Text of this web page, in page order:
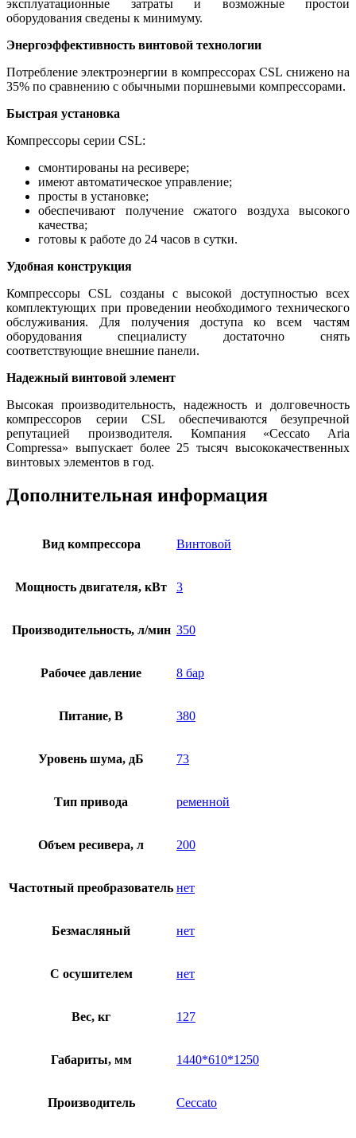
эксплуатационные затраты и возможные простои
оборудования сведены к минимуму.
Энергоэффективность винтовой технологии
Потребление электроэнергии в компрессорах CSL снижено на
35% по сравнению с обычными поршневыми компрессорами.
Быстрая установка
Компрессоры серии CSL:
смонтированы на ресивере;
имеют автоматическое управление;
просты в установке;
обеспечивают получение сжатого воздуха высокого
качества;
готовы к работе до 24 часов в сутки.
Удобная конструкция
Компрессоры CSL созданы с высокой доступностью всех
комплектующих при проведении необходимого технического
обслуживания. Для получения доступа ко всем частям
оборудования специалисту достаточно снять
соответствующие внешние панели.
Надежный винтовой элемент
Высокая производительность, надежность и долговечность
компрессоров серии CSL обеспечиваются безупречной
репутацией производителя. Компания «Ceccato Aria
Compressa» выпускает более 25 тысяч высококачественных
винтовых элементов в год.
Дополнительная информация
Вид компрессора Винтовой
Мощность двигателя, кВт 3
Производительность, л/мин 350
Рабочее давление 8 бар
Питание, В 380
Уровень шума, дБ 73
Тип привода ременной
Объем ресивера, л 200
Частотный преобразователь нет
Безмасляный нет
C осушителем нет
Вес, кг 127
Габариты, мм 1440*610*1250
Производитель Ceccato